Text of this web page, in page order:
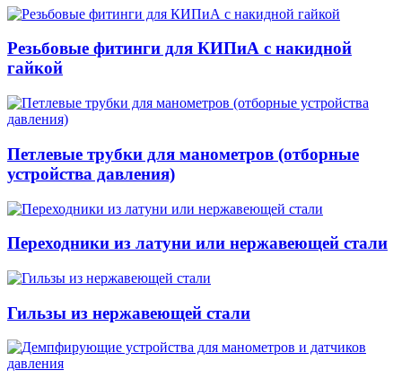
Резьбовые фитинги для КИПиА с накидной
гайкой
Петлевые трубки для манометров (отборные
устройства давления)
Переходники из латуни или нержавеющей стали
Гильзы из нержавеющей стали